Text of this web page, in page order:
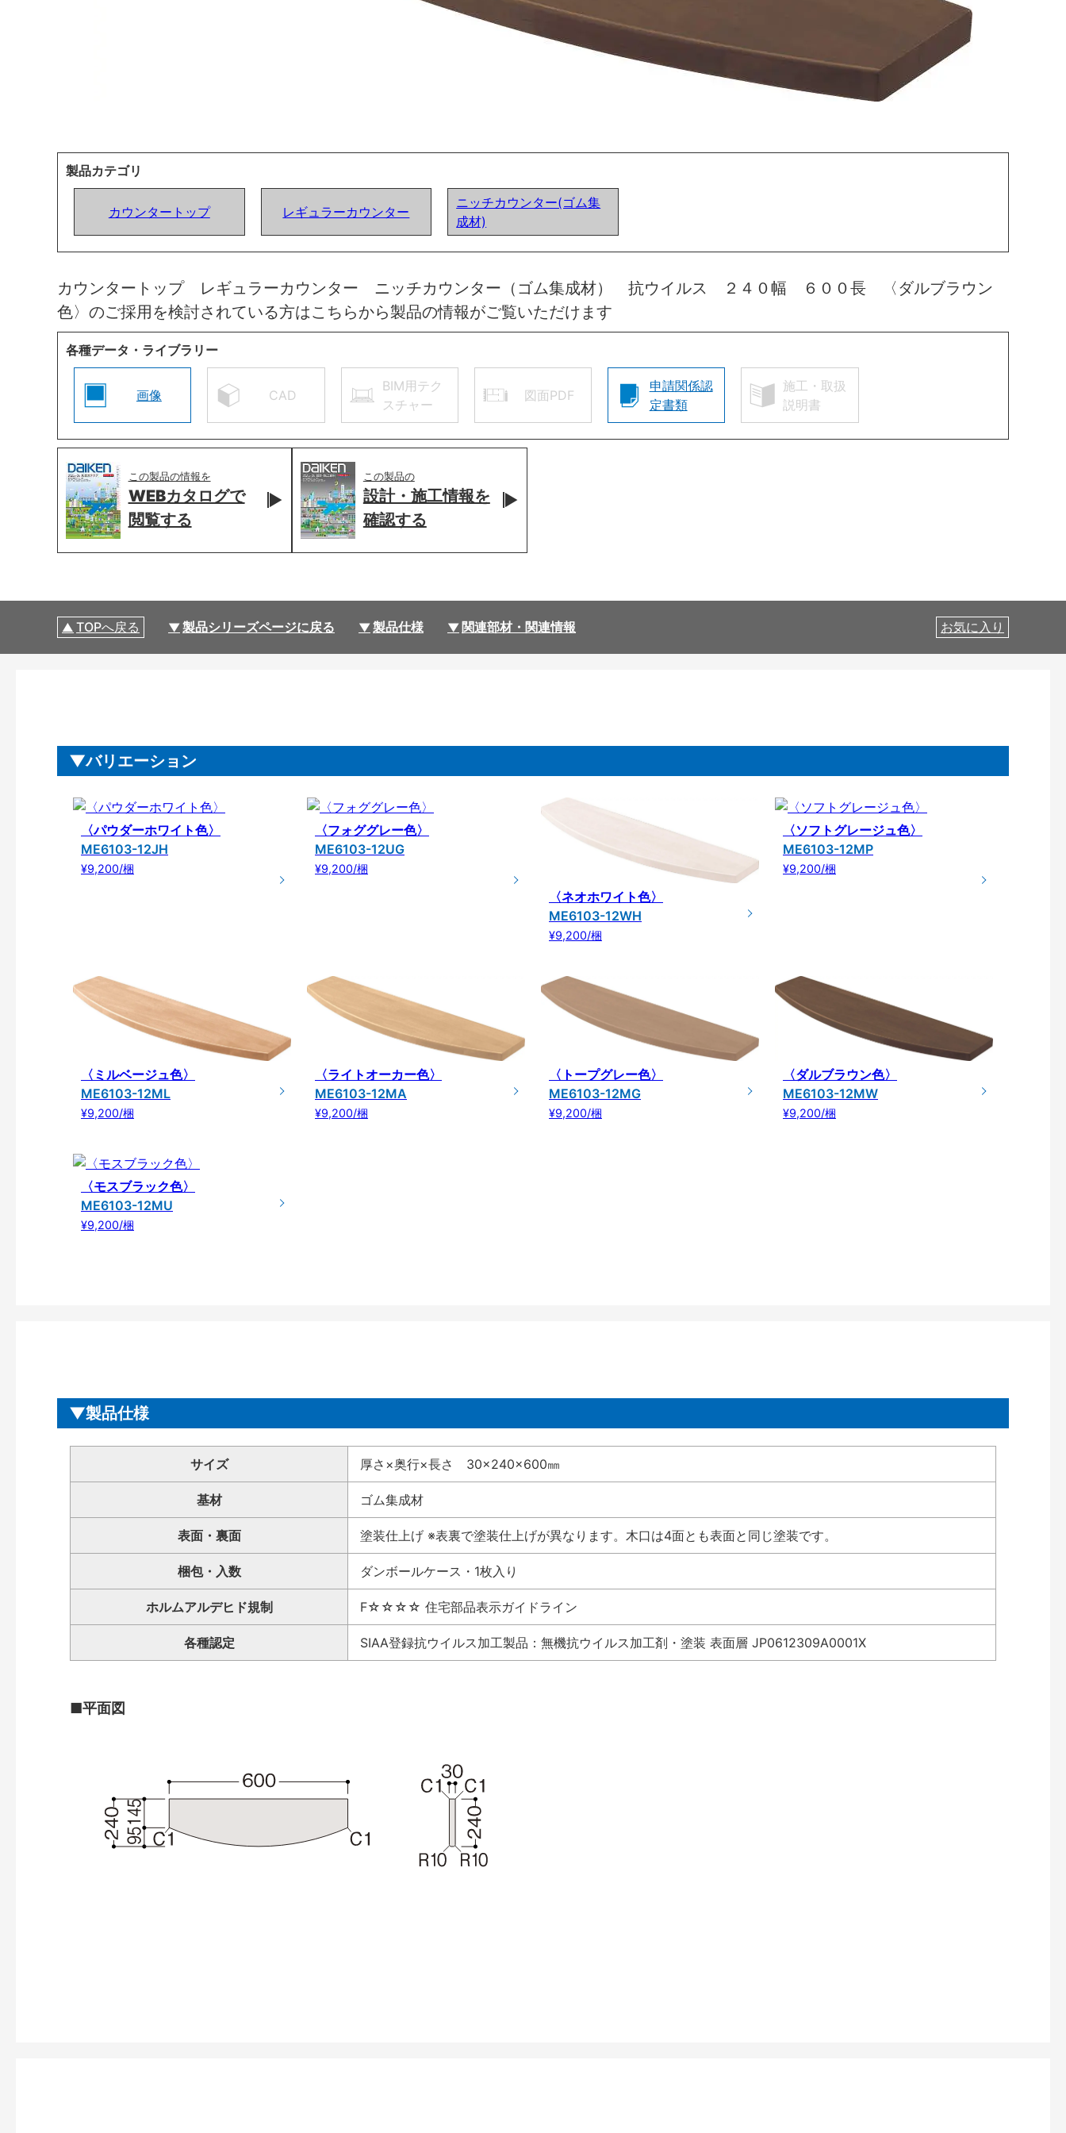
製品カテゴリ
カウンタートップ レギュラーカウンター
ニッチカウンター(ゴム集
成材)
カウンタートップ レギュラーカウンター ニッチカウンター（ゴム集成材） 抗ウイルス ２４０幅 ６００長 〈ダルブラウン
色〉のご採用を検討されている方はこちらから製品の情報がご覧いただけます
各種データ・ライブラリー
画像 CAD
BIM用テク
スチャー
図面PDF
申請関係認
定書類
施工・取扱
説明書
この製品の情報を
WEBカタログで
閲覧する
この製品の
設計・施工情報を
確認する
TOPへ戻る 製品シリーズページに戻る 製品仕様 関連部材・関連情報 お気に入り
バリエーション
〈パウダーホワイト色〉
ME6103-12JH
¥9,200/梱
〈フォググレー色〉
ME6103-12UG
¥9,200/梱
〈ネオホワイト色〉
ME6103-12WH
¥9,200/梱
〈ソフトグレージュ色〉
ME6103-12MP
¥9,200/梱
〈ミルベージュ色〉
ME6103-12ML
¥9,200/梱
〈ライトオーカー色〉
ME6103-12MA
¥9,200/梱
〈トープグレー色〉
ME6103-12MG
¥9,200/梱
〈ダルブラウン色〉
ME6103-12MW
¥9,200/梱
〈モスブラック色〉
ME6103-12MU
¥9,200/梱
製品仕様
サイズ 厚さ×奥行×長さ 30×240×600㎜
基材 ゴム集成材
表面・裏面 塗装仕上げ ※表裏で塗装仕上げが異なります。木口は4面とも表面と同じ塗装です。
梱包・入数 ダンボールケース・1枚入り
ホルムアルデヒド規制 F☆☆☆☆ 住宅部品表示ガイドライン
各種認定 SIAA登録抗ウイルス加工製品：無機抗ウイルス加工剤・塗装 表面層 JP0612309A0001X
■平面図